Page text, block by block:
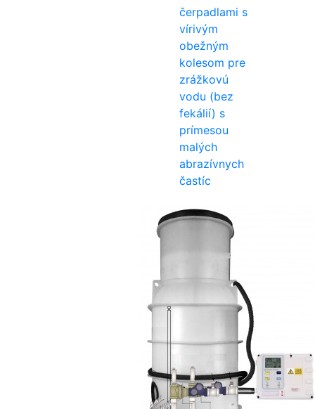
čerpadlami s
vírivým
obežným
kolesom pre
zrážkovú
vodu (bez
fekálií) s
prímesou
malých
abrazívnych
častíc